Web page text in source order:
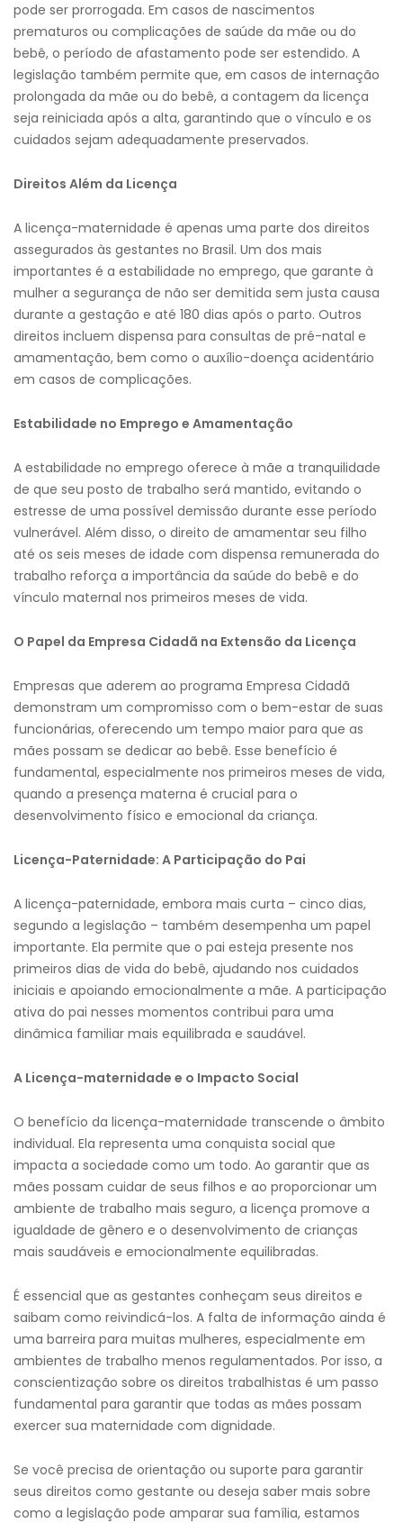
pode ser prorrogada. Em casos de nascimentos
prematuros ou complicações de saúde da mãe ou do
bebê, o período de afastamento pode ser estendido. A
legislação também permite que, em casos de internação
prolongada da mãe ou do bebê, a contagem da licença
seja reiniciada após a alta, garantindo que o vínculo e os
cuidados sejam adequadamente preservados.
Direitos Além da Licença
A licença-maternidade é apenas uma parte dos direitos
assegurados às gestantes no Brasil. Um dos mais
importantes é a estabilidade no emprego, que garante à
mulher a segurança de não ser demitida sem justa causa
durante a gestação e até 180 dias após o parto. Outros
direitos incluem dispensa para consultas de pré-natal e
amamentação, bem como o auxílio-doença acidentário
em casos de complicações.
Estabilidade no Emprego e Amamentação
A estabilidade no emprego oferece à mãe a tranquilidade
de que seu posto de trabalho será mantido, evitando o
estresse de uma possível demissão durante esse período
vulnerável. Além disso, o direito de amamentar seu filho
até os seis meses de idade com dispensa remunerada do
trabalho reforça a importância da saúde do bebê e do
vínculo maternal nos primeiros meses de vida.
O Papel da Empresa Cidadã na Extensão da Licença
Empresas que aderem ao programa Empresa Cidadã
demonstram um compromisso com o bem-estar de suas
funcionárias, oferecendo um tempo maior para que as
mães possam se dedicar ao bebê. Esse benefício é
fundamental, especialmente nos primeiros meses de vida,
quando a presença materna é crucial para o
desenvolvimento físico e emocional da criança.
Licença-Paternidade: A Participação do Pai
A licença-paternidade, embora mais curta – cinco dias,
segundo a legislação – também desempenha um papel
importante. Ela permite que o pai esteja presente nos
primeiros dias de vida do bebê, ajudando nos cuidados
iniciais e apoiando emocionalmente a mãe. A participação
ativa do pai nesses momentos contribui para uma
dinâmica familiar mais equilibrada e saudável.
A Licença-maternidade e o Impacto Social
O benefício da licença-maternidade transcende o âmbito
individual. Ela representa uma conquista social que
impacta a sociedade como um todo. Ao garantir que as
mães possam cuidar de seus filhos e ao proporcionar um
ambiente de trabalho mais seguro, a licença promove a
igualdade de gênero e o desenvolvimento de crianças
mais saudáveis e emocionalmente equilibradas.
É essencial que as gestantes conheçam seus direitos e
saibam como reivindicá-los. A falta de informação ainda é
uma barreira para muitas mulheres, especialmente em
ambientes de trabalho menos regulamentados. Por isso, a
conscientização sobre os direitos trabalhistas é um passo
fundamental para garantir que todas as mães possam
exercer sua maternidade com dignidade.
Se você precisa de orientação ou suporte para garantir
seus direitos como gestante ou deseja saber mais sobre
como a legislação pode amparar sua família, estamos